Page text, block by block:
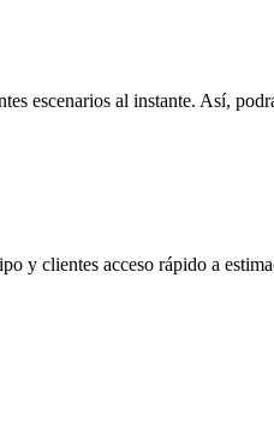
escenarios al instante. Así,
y clientes acceso rápido a